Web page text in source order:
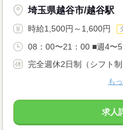
埼玉県越谷市/越谷駅
時給1,500円～1,600円
08：00〜21：00 ■週4〜
完全週休2日制（シフト
も
求人